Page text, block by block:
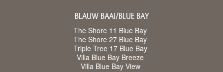
BLAUW BAAI/BLUE BAY
The Shore 11 Blue Bay
The Shore 27 Blue Bay
Triple Tree 17 Blue Bay
Villa Blue Bay Breeze
Villa Blue Bay View